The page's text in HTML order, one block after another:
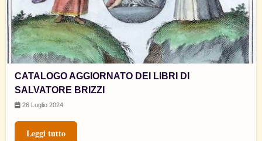
CATALOGO AGGIORNATO DEI LIBRI DI
SALVATORE BRIZZI
26 Luglio 2024
Leggi tutto